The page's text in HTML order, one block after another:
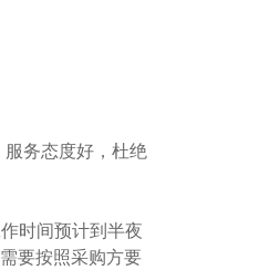
务态度好，杜绝
时间预计到半夜
要按照采购方要